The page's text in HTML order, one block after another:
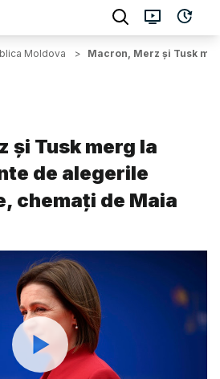
Moldova > Macron, Merz și Tusk
și Tusk merg la
de alegerile
chemați de Maia
Watch